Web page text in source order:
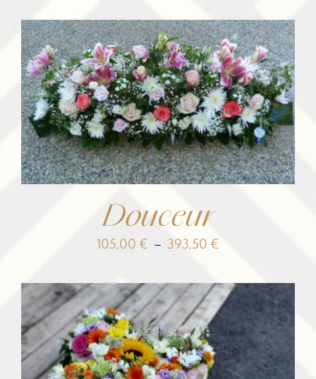
prix :
80,00 €
à
208,50 €
Douceur
105,00 € – 393,50 €
prix :
105,00 €
à
393,50 €